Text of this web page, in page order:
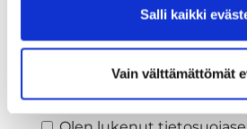
Salli kaikki
Vain välttämättömät
Haluan tilata Tarina Golf